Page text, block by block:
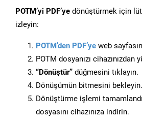
POTM’yi PDF’ye dönüştürmek için
izleyin:
POTM’den PDF’ye web
POTM dosyanızı cihazınızdan
“Dönüştür” düğmesini tıklayın.
Dönüşümün bitmesini bekleyin.
Dönüştürme işlemi
dosyasını cihazınıza indirin.